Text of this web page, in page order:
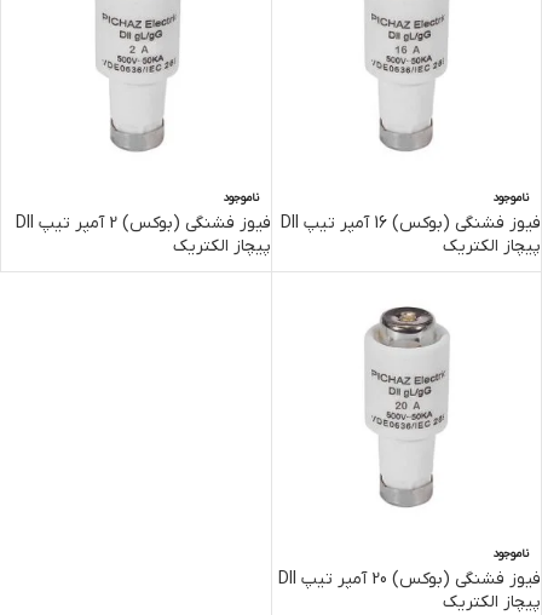
ناموجود
فیوز فشنگی (بوکس) 16 آمپر تیپ DII
پیچاز الکتریک
ناموجود
فیوز فشنگی (بوکس) 2 آمپر تیپ DII
پیچاز الکتریک
ناموجود
فیوز فشنگی (بوکس) 20 آمپر تیپ DII
پیچاز الکتریک